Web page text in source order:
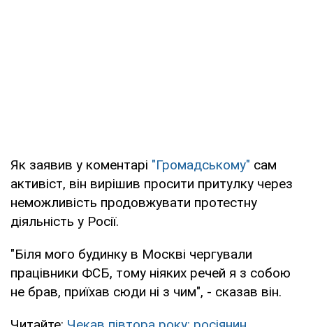
Як заявив у коментарі "Громадському" сам
активіст, він вирішив просити притулку через
неможливість продовжувати протестну
діяльність у Росії.
"Біля мого будинку в Москві чергували
працівники ФСБ, тому ніяких речей я з собою
не брав, приїхав сюди ні з чим", - сказав він.